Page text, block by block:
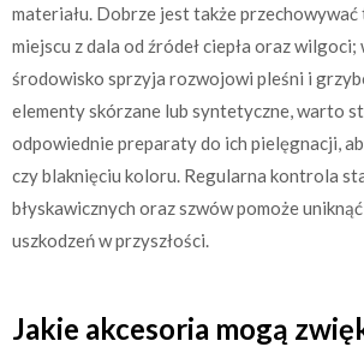
materiału. Dobrze jest także przechowywać
miejscu z dala od źródeł ciepła oraz
środowisko sprzyja rozwojowi pleśni i
elementy skórzane lub syntetyczne, warto
odpowiednie preparaty do ich pielęgnacji,
czy blaknięciu koloru. Regularna kontrola
błyskawicznych oraz szwów pomoże
uszkodzeń w przyszłości.
Jakie akcesoria mogą